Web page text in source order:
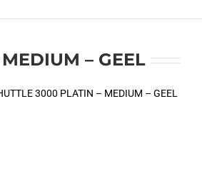
– GEEL
3000 PLATIN – MEDIUM – GEEL